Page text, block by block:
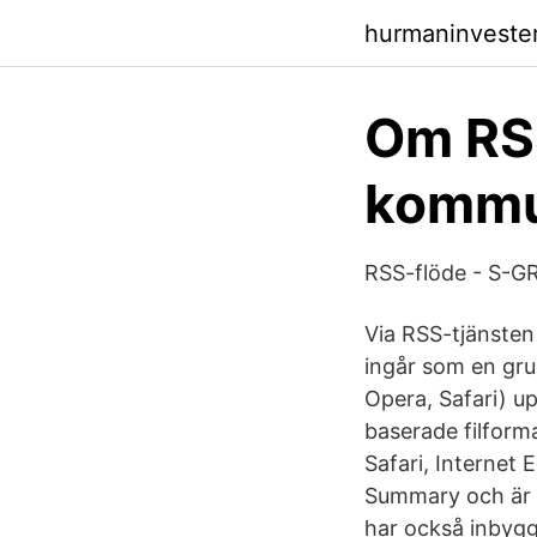
Om
RSS-flöde - S-
Via RSS-
ingår som en
Opera, Safari)
baserade
Safari, Internet
Summary och
har också